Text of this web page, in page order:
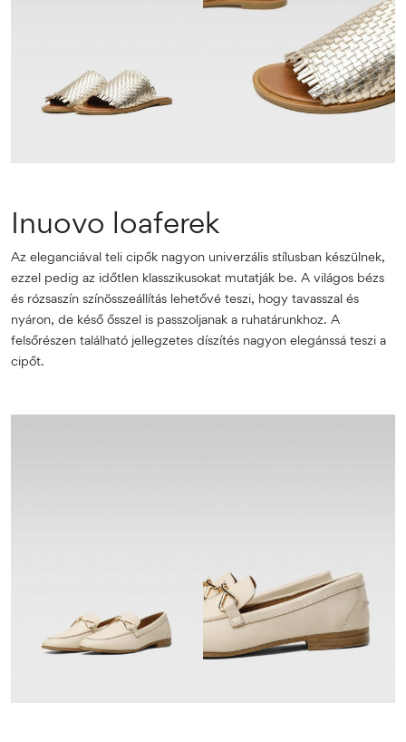
Inuovo loaferek
Az eleganciával teli cipők nagyon univerzális stílusban készülnek,
ezzel pedig az időtlen klasszikusokat mutatják be. A világos bézs
és rózsaszín színösszeállítás lehetővé teszi, hogy tavasszal és
nyáron, de késő ősszel is passzoljanak a ruhatárunkhoz. A
felsőrészen található jellegzetes díszítés nagyon elegánssá teszi a
cipőt.